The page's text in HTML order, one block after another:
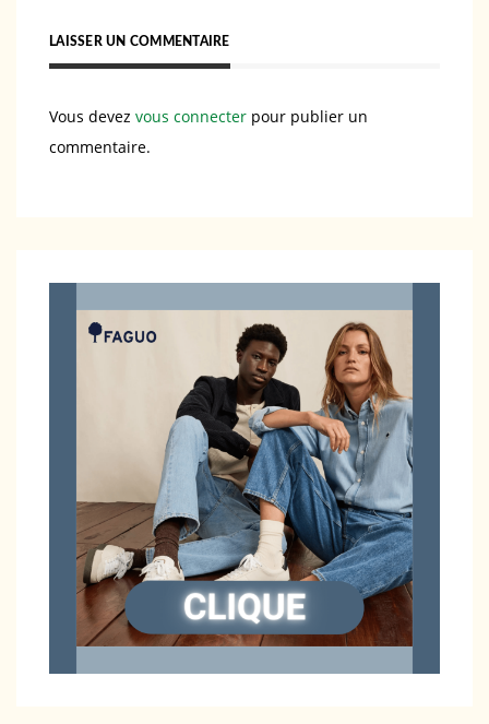
LAISSER UN COMMENTAIRE
Vous devez vous connecter pour publier un
commentaire.